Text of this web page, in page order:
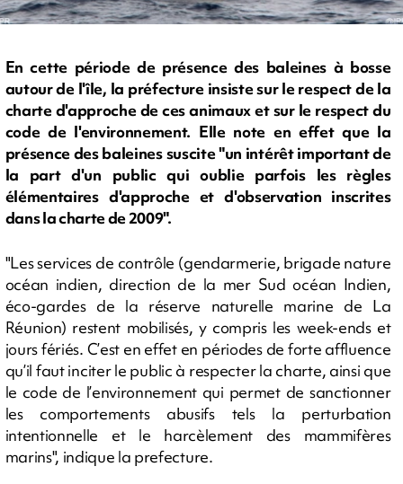
En cette période de présence des baleines à bosse
autour de l'île, la préfecture insiste sur le respect de la
charte d'approche de ces animaux et sur le respect du
code de l'environnement. Elle note en effet que la
présence des baleines suscite "un intérêt important de
la part d'un public qui oublie parfois les règles
élémentaires d'approche et d'observation inscrites
dans la charte de 2009".
"Les services de contrôle (gendarmerie, brigade nature
océan indien, direction de la mer Sud océan Indien,
éco-gardes de la réserve naturelle marine de La
Réunion) restent mobilisés, y compris les week-ends et
jours fériés. C’est en effet en périodes de forte affluence
qu’il faut inciter le public à respecter la charte, ainsi que
le code de l’environnement qui permet de sanctionner
les comportements abusifs tels la perturbation
intentionnelle et le harcèlement des mammifères
marins", indique la prefecture.